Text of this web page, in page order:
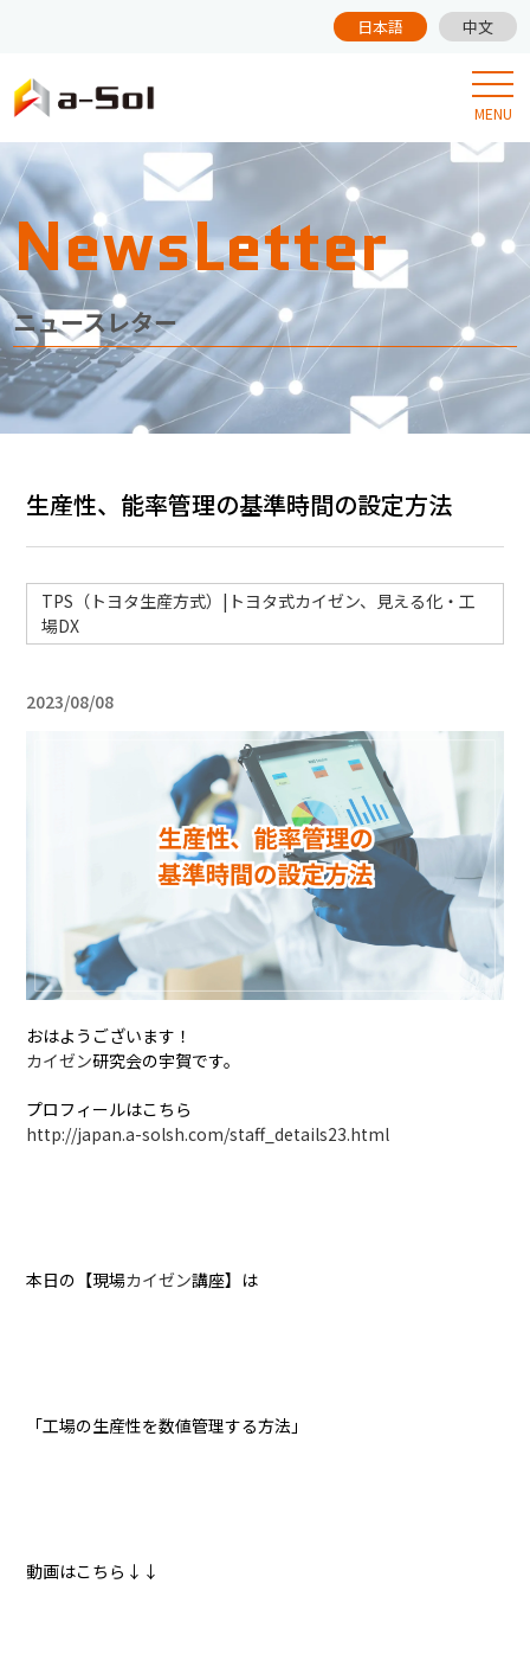
日本語 中文
MENU
NewsLetter
ニュースレター
生産性、能率管理の基準時間の設定方法
TPS（トヨタ生産方式）|トヨタ式カイゼン、見える化・工
場DX
2023/08/08
おはようございます！
カイゼン研究会の宇賀です。
プロフィールはこちら
http://japan.a-solsh.com/staff_details23.html
本日の【現場カイゼン講座】は
「工場の生産性を数値管理する方法 」
動画はこちら↓↓